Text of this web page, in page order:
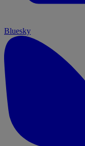
Bluesky